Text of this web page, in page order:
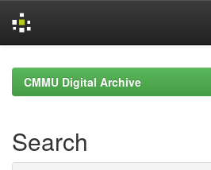
navigationCMMU Digital Archive
Search